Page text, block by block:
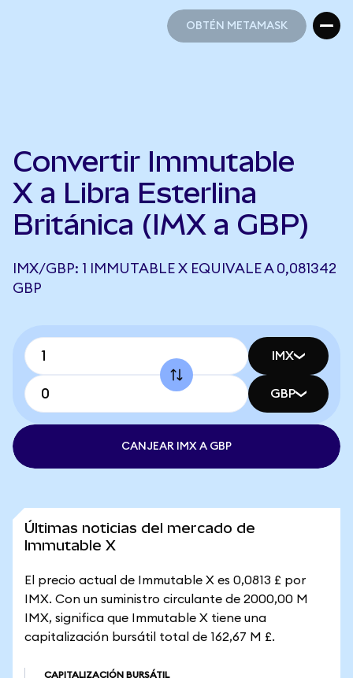
OBTÉN METAMASK
Convertir Immutable
X a Libra Esterlina
Británica (IMX a GBP)
IMX/GBP: 1 IMMUTABLE X EQUIVALE A 0,081342
GBP
IMX
GBP
CANJEAR IMX A GBP
Últimas noticias del mercado de
Immutable X
El precio actual de Immutable X es 0,0813 £ por
IMX. Con un suministro circulante de 2000,00 M
IMX, significa que Immutable X tiene una
capitalización bursátil total de 162,67 M £.
CAPITALIZACIÓN BURSÁTIL